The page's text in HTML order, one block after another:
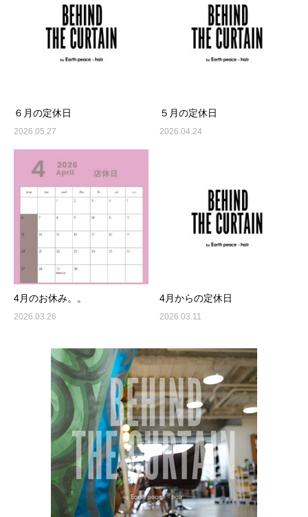
６月の定休日
2026.05.27
５月の定休日
2026.04.24
4月のお休み。。
2026.03.26
4月からの定休日
2026.03.11